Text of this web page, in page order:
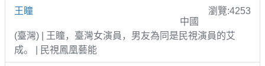
王瞳
瀏覽:4253
中國
(臺灣) | 王瞳，臺灣女演員，男友為同是民視演員的艾
成。 | 民視鳳凰藝能